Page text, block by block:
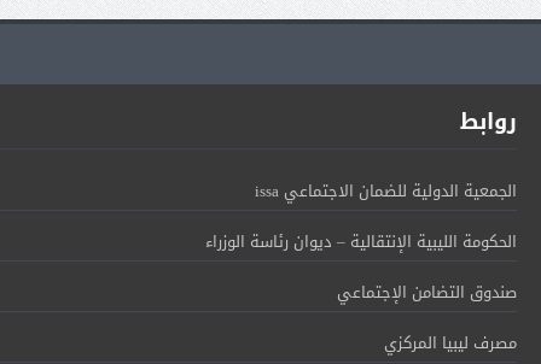
روابط
الجمعية الدولية للضمان الاجتماعي issa
الحكومة الليبية الإنتقالية – ديوان رئاسة الوزراء
صندوق التضامن الإجتماعي
مصرف ليبيا المركزي